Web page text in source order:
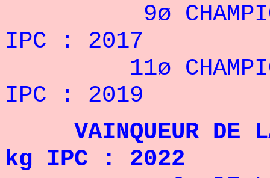
9ø
IPC : 2017
11ø
IPC : 2019
VAINQUEUR DE LA
kg IPC : 2022